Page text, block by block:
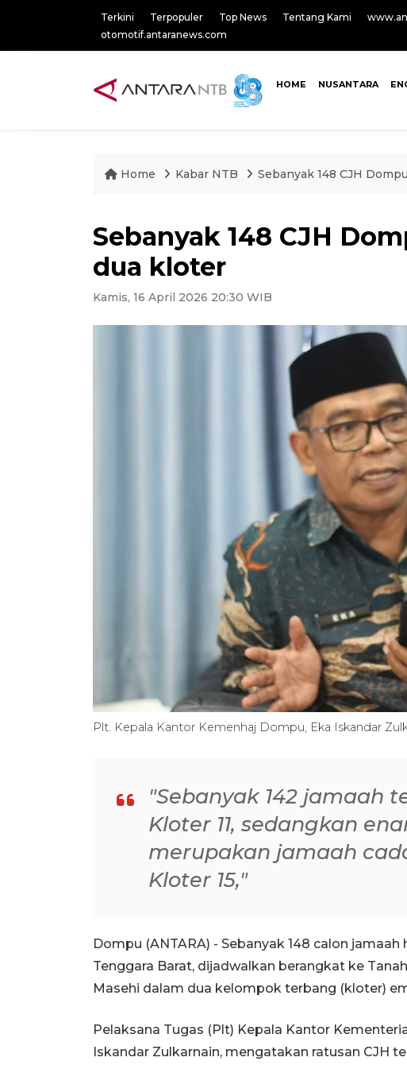
Terkini Terpopuler Top News Tentang Kami
otomotif.antaranews.com
HOME NUSANTARA
Home Kabar NTB Sebanyak 148 CJH
Sebanyak 148 CJH
dua kloter
Kamis, 16 April 2026 20:30 WIB
Plt. Kepala Kantor Kemenhaj Dompu, Eka Iskandar
"Sebanyak 142 jamaah
Kloter 11, sedangkan
merupakan jamaah
Kloter 15,"
Dompu (ANTARA) - Sebanyak 148 calon
Tenggara Barat, dijadwalkan berangkat ke
Masehi dalam dua kelompok terbang (kloter)
Pelaksana Tugas (Plt) Kepala Kantor
Iskandar Zulkarnain, mengatakan ratusan CJH